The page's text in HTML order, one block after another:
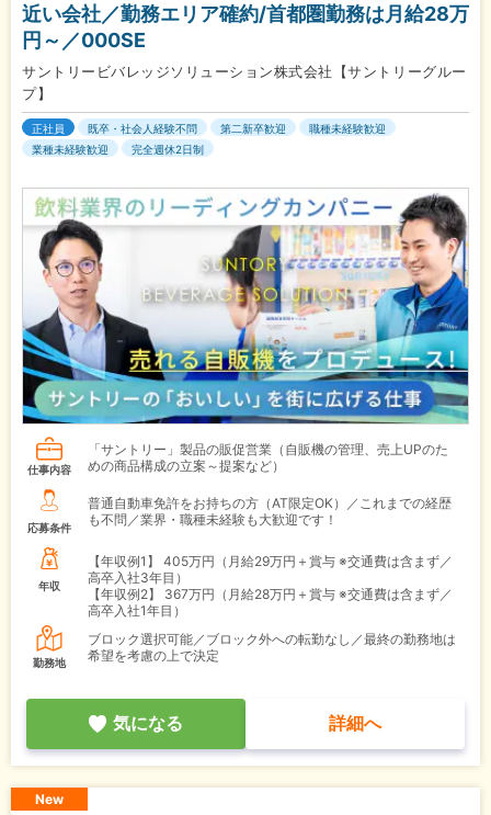
近い会社／勤務エリア確約/首都圏勤務は月給28万
円～／000SE
サントリービバレッジソリューション株式会社【サントリーグルー
プ】
正社員 既卒・社会人経験不問 第二新卒歓迎
職種未経験歓迎
業種未経験歓迎
完全週休2日制
仕事内容
「サントリー」製品の販促営業（自販機の管理、売上UPのた
めの商品構成の立案～提案など）
応募条件
普通自動車免許をお持ちの方（AT限定OK）／これまでの経歴
も不問／業界・職種未経験も大歓迎です！
年収
【年収例1】
405万円（月給29万円＋賞与 ※交通費は含まず／
高卒入社3年目）
【年収例2】
367万円（月給28万円＋賞与 ※交通費は含まず／
高卒入社1年目）
勤務地
ブロック選択可能／ブロック外への転勤なし／最終の勤務地は
希望を考慮の上で決定
気になる 詳細へ
New